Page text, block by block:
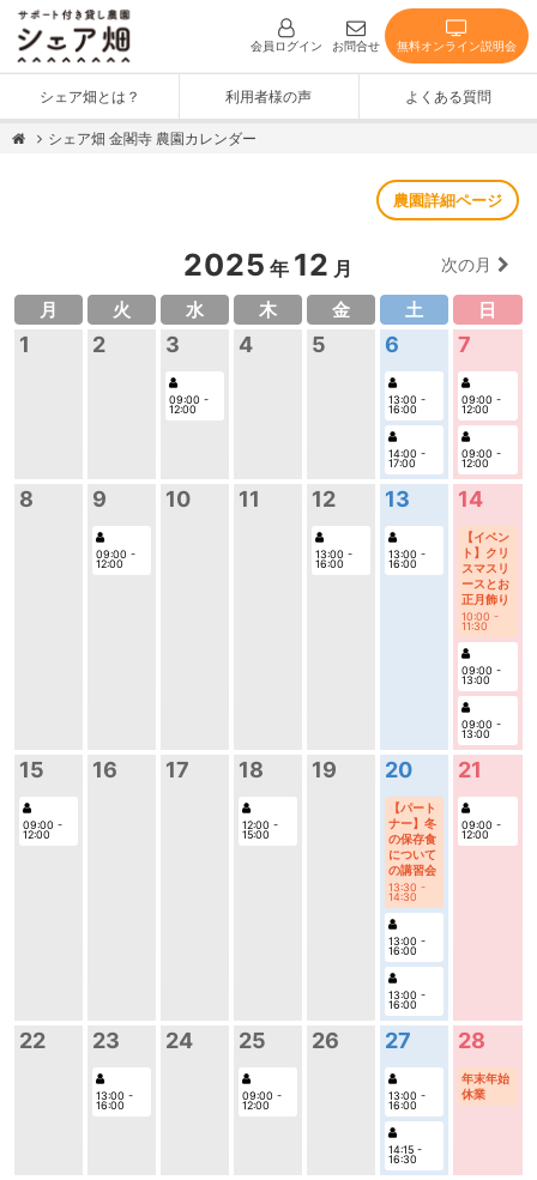
会員ログイン お問合せ 無料オンライン説明会
シェア畑とは？ 利用者様の声 よくある質問
シェア畑 金閣寺 農園カレンダー
農園詳細ページ
2025 年 12 月 次の月
月 火 水 木 金 土 日
1 2 3
09:00 -
12:00
4 5 6
13:00 -
16:00
14:00 -
17:00
7
09:00 -
12:00
09:00 -
12:00
8 9
09:00 -
12:00
10 11 12
13:00 -
16:00
13
13:00 -
16:00
14
【イベン
ト】クリ
スマスリ
ースとお
正月飾り
10:00 -
11:30
09:00 -
13:00
09:00 -
13:00
15
09:00 -
12:00
16 17 18
12:00 -
15:00
19 20
【パート
ナー】冬
の保存食
について
の講習会
13:30 -
14:30
13:00 -
16:00
13:00 -
16:00
21
09:00 -
12:00
22 23
13:00 -
16:00
24 25
09:00 -
12:00
26 27
13:00 -
16:00
14:15 -
16:30
28
年末年始
休業